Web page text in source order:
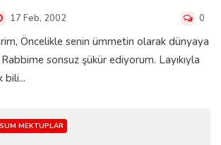
17 Feb, 2002 0
Öncelikle senin ümmetin olarak dünyaya
sonsuz şükür ediyorum. Layıkıyla
bili...
MEKTUPLAR